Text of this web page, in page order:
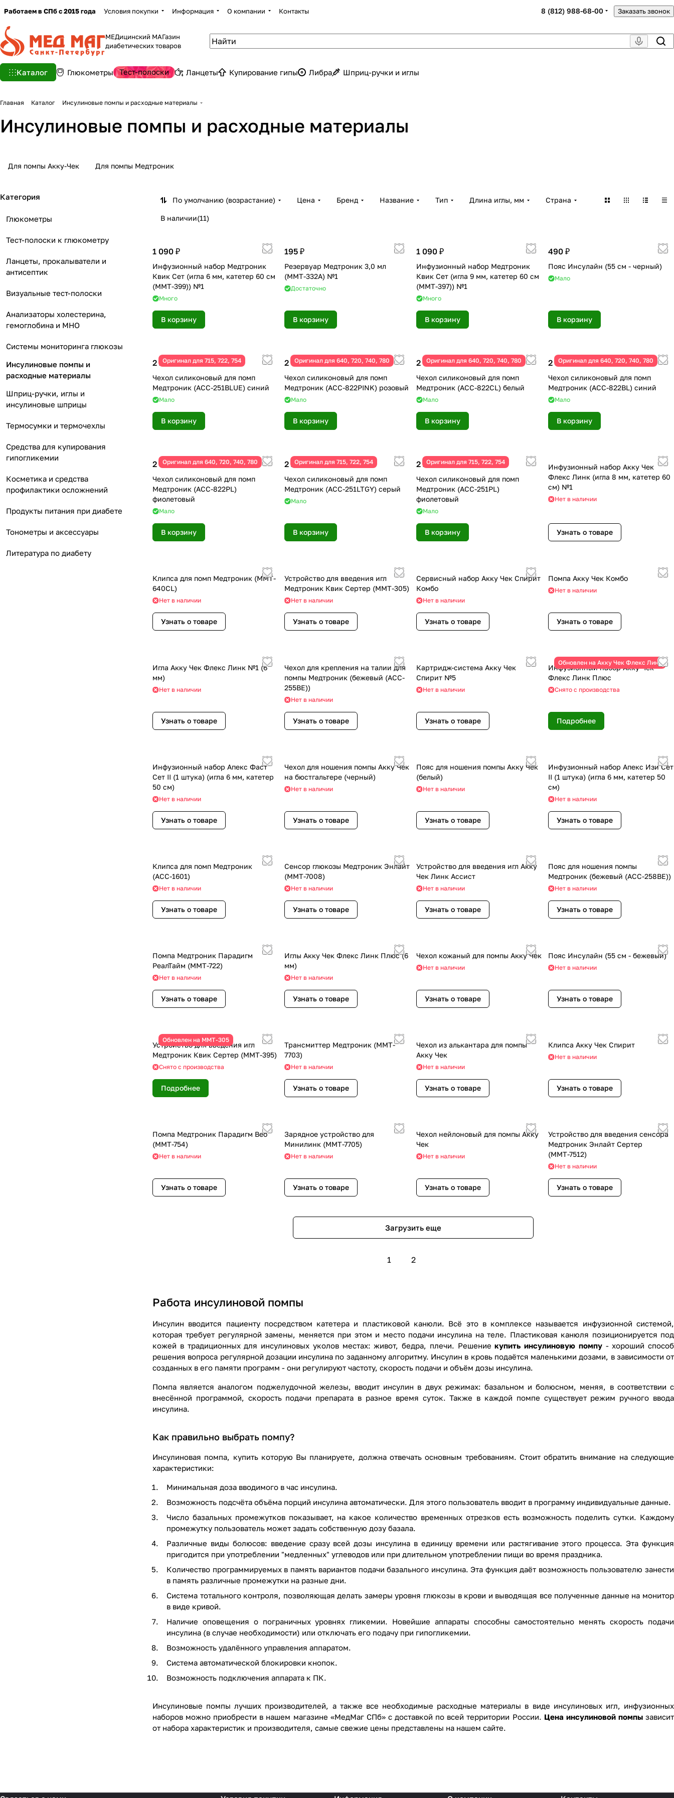
Работаем в СПб с 2015 года Условия покупки Информация О компании Контакты 8 (812) 988-68-00 Заказать звонок
МЕДицинский МАГазин
диабетических товаров
Каталог Глюкометры Тест-полоски Ланцеты Купирование гипы Либра Шприц-ручки и иглы
Главная Каталог Инсулиновые помпы и расходные материалы
Инсулиновые помпы и расходные материалы
Для помпы Акку-Чек Для помпы Медтроник
По умолчанию (возрастание) Цена Бренд Название Тип Длина иглы, мм Страна
В наличии(11)
1 090 ₽
Инфузионный набор Медтроник
Квик Сет (игла 6 мм, катетер 60 см
(ММТ-399)) №1
Много
В корзину
195 ₽
Резервуар Медтроник 3,0 мл
(ММТ-332А) №1
Достаточно
В корзину
1 090 ₽
Инфузионный набор Медтроник
Квик Сет (игла 9 мм, катетер 60 см
(ММТ-397)) №1
Много
В корзину
490 ₽
Пояс Инсулайн (55 см - черный)
Мало
В корзину
Оригинал для 715, 722, 754
2 290 ₽
Чехол силиконовый для помп
Медтроник (ACC-251BLUE) синий
Мало
В корзину
Оригинал для 640, 720, 740, 780
2 490 ₽
Чехол силиконовый для помп
Медтроник (ACC-822PINK) розовый
Мало
В корзину
Оригинал для 640, 720, 740, 780
2 490 ₽
Чехол силиконовый для помп
Медтроник (ACC-822CL) белый
Мало
В корзину
Оригинал для 640, 720, 740, 780
2 490 ₽
Чехол силиконовый для помп
Медтроник (ACC-822BL) синий
Мало
В корзину
Оригинал для 640, 720, 740, 780
2 490 ₽
Чехол силиконовый для помп
Медтроник (ACC-822PL)
фиолетовый
Мало
В корзину
Оригинал для 715, 722, 754
2 290 ₽
Чехол силиконовый для помп
Медтроник (ACC-251LTGY) серый
Мало
В корзину
Оригинал для 715, 722, 754
2 290 ₽
Чехол силиконовый для помп
Медтроник (ACC-251PL)
фиолетовый
Мало
В корзину
Инфузионный набор Акку Чек
Флекс Линк (игла 8 мм, катетер 60
см) №1
Нет в наличии
Узнать о товаре
Клипса для помп Медтроник (MMT-
640CL)
Нет в наличии
Узнать о товаре
Устройство для введения игл
Медтроник Квик Сертер (ММТ-305)
Нет в наличии
Узнать о товаре
Сервисный набор Акку Чек Спирит
Комбо
Нет в наличии
Узнать о товаре
Помпа Акку Чек Комбо
Нет в наличии
Узнать о товаре
Игла Акку Чек Флекс Линк №1 (6
мм)
Нет в наличии
Узнать о товаре
Чехол для крепления на талии для
помпы Медтроник (бежевый (ACC-
255BE))
Нет в наличии
Узнать о товаре
Картридж-система Акку Чек
Спирит №5
Нет в наличии
Узнать о товаре
Обновлен на Акку Чек Флекс Линк
Инфузионный набор Акку Чек
Флекс Линк Плюс
Снято с производства
Подробнее
Инфузионный набор Апекс Фаст
Сет II (1 штука) (игла 6 мм, катетер
50 см)
Нет в наличии
Узнать о товаре
Чехол для ношения помпы Акку Чек
на бюстгальтере (черный)
Нет в наличии
Узнать о товаре
Пояс для ношения помпы Акку Чек
(белый)
Нет в наличии
Узнать о товаре
Инфузионный набор Апекс Изи Сет
II (1 штука) (игла 6 мм, катетер 50
см)
Нет в наличии
Узнать о товаре
Клипса для помп Медтроник
(АСС-1601)
Нет в наличии
Узнать о товаре
Сенсор глюкозы Медтроник Энлайт
(ММТ-7008)
Нет в наличии
Узнать о товаре
Устройство для введения игл Акку
Чек Линк Ассист
Нет в наличии
Узнать о товаре
Пояс для ношения помпы
Медтроник (бежевый (ACC-258BE))
Нет в наличии
Узнать о товаре
Помпа Медтроник Парадигм
РеалТайм (MMT-722)
Нет в наличии
Узнать о товаре
Иглы Акку Чек Флекс Линк Плюс (6
мм)
Нет в наличии
Узнать о товаре
Чехол кожаный для помпы Акку Чек
Нет в наличии
Узнать о товаре
Пояс Инсулайн (55 см - бежевый)
Нет в наличии
Узнать о товаре
Обновлен на ММТ-305
Устройство для введения игл
Медтроник Квик Сертер (ММТ-395)
Снято с производства
Подробнее
Трансмиттер Медтроник (MMT-
7703)
Нет в наличии
Узнать о товаре
Чехол из алькантара для помпы
Акку Чек
Нет в наличии
Узнать о товаре
Клипса Акку Чек Спирит
Нет в наличии
Узнать о товаре
Помпа Медтроник Парадигм Вео
(MMT-754)
Нет в наличии
Узнать о товаре
Зарядное устройство для
Минилинк (ММТ-7705)
Нет в наличии
Узнать о товаре
Чехол нейлоновый для помпы Акку
Чек
Нет в наличии
Узнать о товаре
Устройство для введения сенсора
Медтроник Энлайт Сертер
(ММТ-7512)
Нет в наличии
Узнать о товаре
Загрузить еще
1 2
Работа инсулиновой помпы
Инсулин вводится пациенту посредством катетера и пластиковой канюли. Всё это в комплексе называется инфузионной системой,
которая требует регулярной замены, меняется при этом и место подачи инсулина на теле. Пластиковая канюля позиционируется под
кожей в традиционных для инсулиновых уколов местах: живот, бедра, плечи. Решениекупить инсулиновую помпу- хороший способ
решения вопроса регулярной дозации инсулина по заданному алгоритму. Инсулин в кровь подаётся маленькими дозами, в зависимости от
созданных в его памяти программ - они регулируют частоту, скорость подачи и объём дозы инсулина.
Помпа является аналогом поджелудочной железы, вводит инсулин в двух режимах: базальном и болюсном, меняя, в соответствии с
внесённой программой, скорость подачи препарата в разное время суток. Также в каждой помпе существует режим ручного ввода
инсулина.
Как правильно выбрать помпу?
Инсулиновая помпа, купить которую Вы планируете, должна отвечать основным требованиям. Стоит обратить внимание на следующие
характеристики:
Минимальная доза вводимого в час инсулина.
Возможность подсчёта объёма порций инсулина автоматически. Для этого пользователь вводит в программу индивидуальные данные.
Число базальных промежутков показывает, на какое количество временных отрезков есть возможность поделить сутки. Каждому
промежутку пользователь может задать собственную дозу базала.
Различные виды болюсов: введение сразу всей дозы инсулина в единицу времени или растягивание этого процесса. Эта функция
пригодится при употреблении "медленных" углеводов или при длительном употреблении пищи во время праздника.
Количество программируемых в память вариантов подачи базального инсулина. Эта функция даёт возможность пользователю занести
в память различные промежутки на разные дни.
Система тотального контроля, позволяющая делать замеры уровня глюкозы в крови и выводящая все полученные данные на монитор
в виде кривой.
Наличие оповещения о пограничных уровнях гликемии. Новейшие аппараты способны самостоятельно менять скорость подачи
инсулина (в случае необходимости) или отключать его подачу при гипогликемии.
Возможность удалённого управления аппаратом.
Система автоматической блокировки кнопок.
Возможность подключения аппарата к ПК.
Инсулиновые помпы лучших производителей, а также все необходимые расходные материалы в виде инсулиновых игл, инфузионных
наборов можно приобрести в нашем магазине «МедМаг СПб» с доставкой по всей территории России. Цена инсулиновой помпызависит
от набора характеристик и производителя, самые свежие цены представлены на нашем сайте.
Категория
Глюкометры
Тест-полоски к глюкометру
Ланцеты, прокалыватели и
антисептик
Визуальные тест-полоски
Анализаторы холестерина,
гемоглобина и МНО
Системы мониторинга глюкозы
Инсулиновые помпы и
расходные материалы
Шприц-ручки, иглы и
инсулиновые шприцы
Термосумки и термочехлы
Средства для купирования
гипогликемии
Косметика и средства
профилактики осложнений
Продукты питания при диабете
Тонометры и аксессуары
Литература по диабету